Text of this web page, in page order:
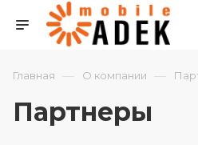
Главная — О компании —
Партнеры